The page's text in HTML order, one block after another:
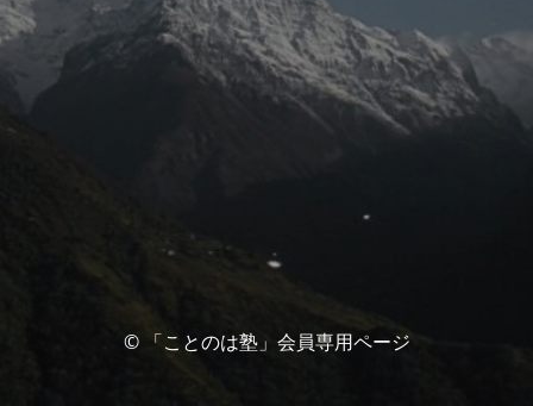
© 「ことのは塾」会員専用ページ